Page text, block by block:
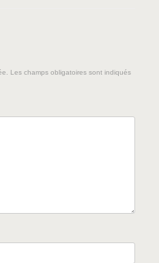
Les champs obligatoires sont indiqués